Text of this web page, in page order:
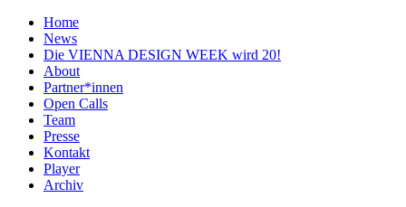
Home
News
Die VIENNA DESIGN WEEK wird 20!
About
Partner*innen
Open Calls
Team
Presse
Kontakt
Player
Archiv